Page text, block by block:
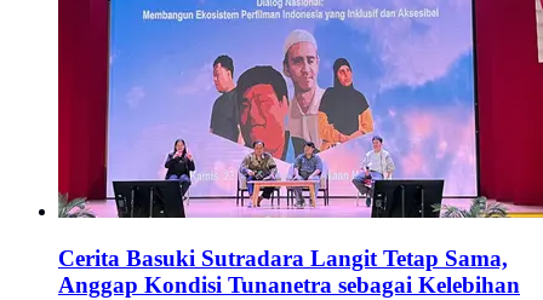
Cerita Basuki Sutradara Langit Tetap Sama,
Anggap Kondisi Tunanetra sebagai Kelebihan